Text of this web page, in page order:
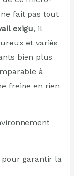
fait pas tout
exigu, il
et variés
bien plus
à
freine en rien
garantir la